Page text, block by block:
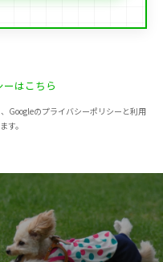
はこちら
Googleのプライバシーポリシーと利用
す。